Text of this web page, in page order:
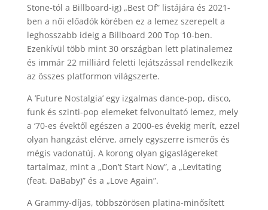
Stone-tól a Billboard-ig) „Best Of” listájára és 2021-
ben a női előadók körében ez a lemez szerepelt a
leghosszabb ideig a Billboard 200 Top 10-ben.
Ezenkívül több mint 30 országban lett platinalemez
és immár 22 milliárd feletti lejátszással rendelkezik
az összes platformon világszerte.
A ’Future Nostalgia’ egy izgalmas dance-pop, disco,
funk és szinti-pop elemeket felvonultató lemez, mely
a ‘70-es évektől egészen a 2000-es évekig merít, ezzel
olyan hangzást elérve, amely egyszerre ismerős és
mégis vadonatúj. A korong olyan gigaslágereket
tartalmaz, mint a „Don’t Start Now”, a „Levitating
(feat. DaBaby)” és a „Love Again”.
A Grammy-díjas, többszörösen platina-minősített